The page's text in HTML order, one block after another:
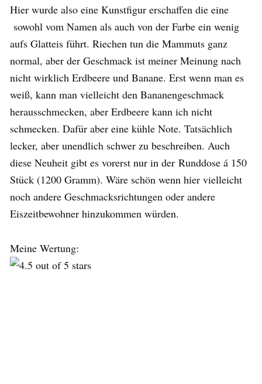
Hier wurde also eine Kunstfigur erschaffen die eine
sowohl vom Namen als auch von der Farbe ein wenig
aufs Glatteis führt. Riechen tun die Mammuts ganz
normal, aber der Geschmack ist meiner Meinung nach
nicht wirklich Erdbeere und Banane. Erst wenn man es
weiß, kann man vielleicht den Bananengeschmack
herausschmecken, aber Erdbeere kann ich nicht
schmecken. Dafür aber eine kühle Note. Tatsächlich
lecker, aber unendlich schwer zu beschreiben. Auch
diese Neuheit gibt es vorerst nur in der Runddose á 150
Stück (1200 Gramm). Wäre schön wenn hier vielleicht
noch andere Geschmacksrichtungen oder andere
Eiszeitbewohner hinzukommen würden.
Meine Wertung: